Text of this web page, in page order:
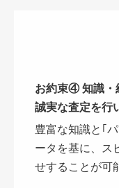
お約束④ 知識・
誠実な査定を行
豊富な知識と｢
ータを基に、ス
せすることが可